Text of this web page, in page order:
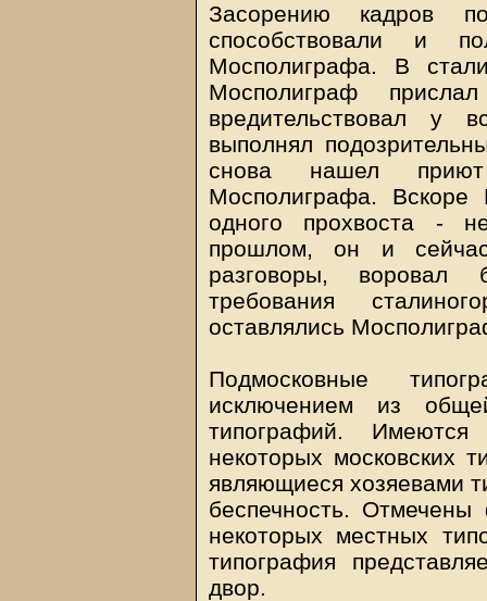
Засорению кадров
способствовали и
Мосполиграфа. В
Мосполиграф
вредительствовал у
выполнял
снова нашел
Мосполиграфа.
одного прохвоста -
прошлом, он и
разговоры, воровал
требования
оставлялись
Подмосковные
исключением из
типографий.
некоторых московских
являющиеся хозяевами
беспечность.
некоторых местных
типография
двор.